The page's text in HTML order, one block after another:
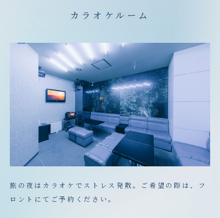
カラオケルーム
旅の夜はカラオケでストレス発散。ご希望の際は、フ
ロントにてご予約ください。